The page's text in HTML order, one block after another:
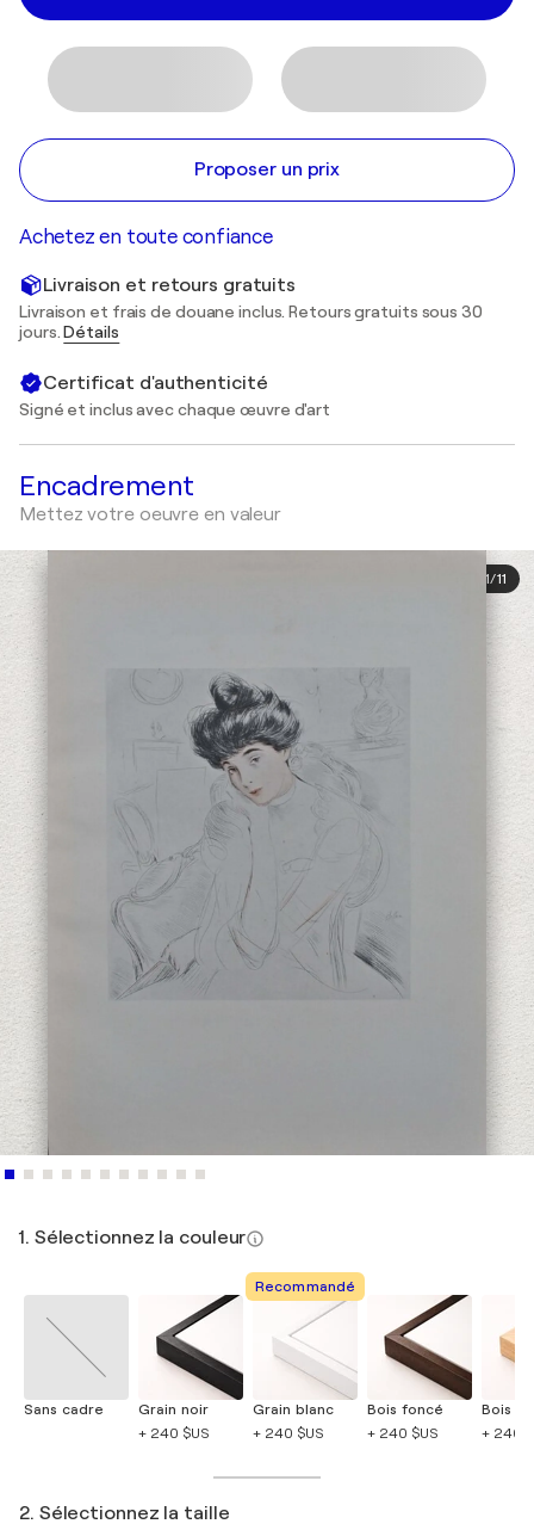
Proposer un prix
Achetez en toute confiance
Livraison et retours gratuits
Livraison et frais de douane inclus. Retours gratuits sous 30
jours.Détails
Certificat d'authenticité
Signé et inclus avec chaque œuvre d'art
Encadrement
Mettez votre oeuvre en valeur
1/11
1. Sélectionnez la couleur
Sans cadre
Grain noir
+ 240 $US
Recommandé
Grain blanc
+ 240 $US
Bois foncé
+ 240 $US
Bois
+ 240
2. Sélectionnez la taille